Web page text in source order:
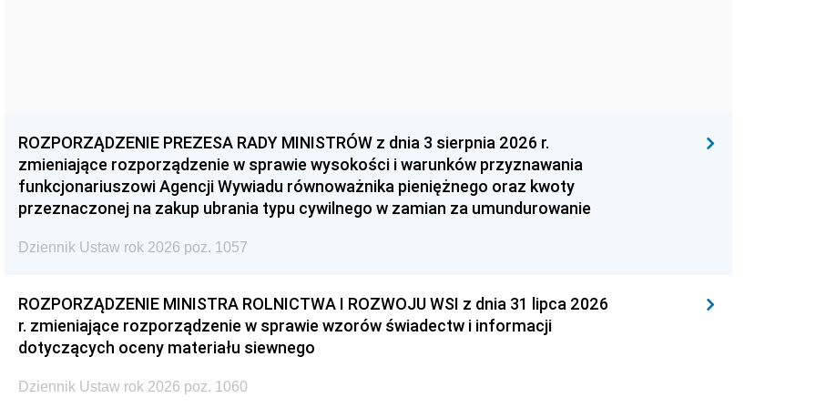
ROZPORZĄDZENIE PREZESA RADY MINISTRÓW z dnia 3 sierpnia 2026 r.
zmieniające rozporządzenie w sprawie wysokości i warunków przyznawania
funkcjonariuszowi Agencji Wywiadu równoważnika pieniężnego oraz kwoty
przeznaczonej na zakup ubrania typu cywilnego w zamian za umundurowanie
Dziennik Ustaw rok 2026 poz. 1057
ROZPORZĄDZENIE MINISTRA ROLNICTWA I ROZWOJU WSI z dnia 31 lipca 2026
r. zmieniające rozporządzenie w sprawie wzorów świadectw i informacji
dotyczących oceny materiału siewnego
Dziennik Ustaw rok 2026 poz. 1060